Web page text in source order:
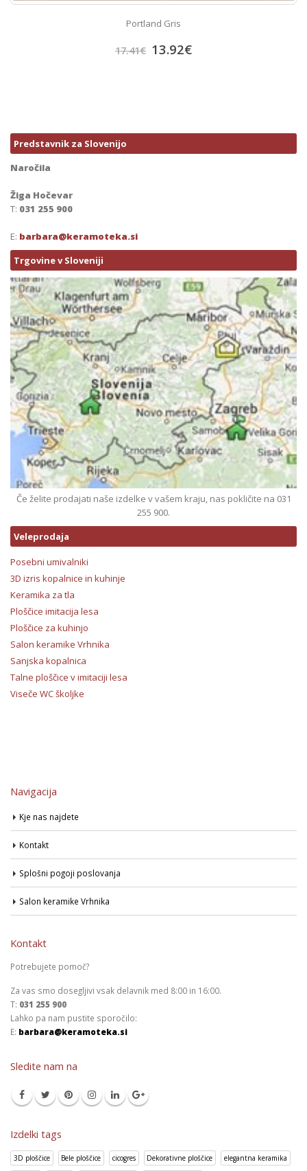
Portland Gris
17.41€ 13.92€
Predstavnik za Slovenijo
Naročila
Žiga Hočevar
T: 031 255 900
E: barbara@keramoteka.si
Trgovine v Sloveniji
Če želite prodajati naše izdelke v vašem kraju, nas pokličite na 031
255 900.
Veleprodaja
Posebni umivalniki
3D izris kopalnice in kuhinje
Keramika za tla
Ploščice imitacija lesa
Ploščice za kuhinjo
Salon keramike Vrhnika
Sanjska kopalnica
Talne ploščice v imitaciji lesa
Viseče WC školjke
Navigacija
Kje nas najdete
Kontakt
Splošni pogoji poslovanja
Salon keramike Vrhnika
Kontakt
Potrebujete pomoč?
Za vas smo dosegljivi vsak delavnik med 8:00 in 16:00.
T: 031 255 900
Lahko pa nam pustite sporočilo:
E: barbara@keramoteka.si
Sledite nam na
Izdelki tags
3D ploščice Bele ploščice cicogres Dekorativne ploščice elegantna keramika